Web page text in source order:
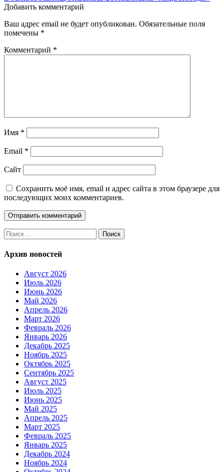
по
Добавить комментарий
Ваш адрес email не будет опубликован. Обязательные поля
помечены *
Комментарий *
Имя *
Email *
Сайт
Сохранить моё имя, email и адрес сайта в этом браузере для
последующих моих комментариев.
Найти:
Архив новостей
Август 2026
Июль 2026
Июнь 2026
Май 2026
Апрель 2026
Март 2026
Февраль 2026
Январь 2026
Декабрь 2025
Ноябрь 2025
Октябрь 2025
Сентябрь 2025
Август 2025
Июль 2025
Июнь 2025
Май 2025
Апрель 2025
Март 2025
Февраль 2025
Январь 2025
Декабрь 2024
Ноябрь 2024